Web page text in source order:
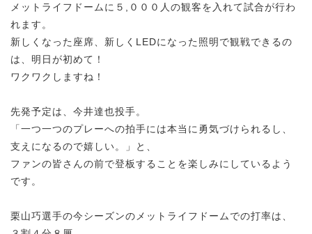
メットライフドームに５,０００人の観客を入れて試合が行わ
れます。
新しくなった座席、新しくLEDになった照明で観戦できるの
は、明日が初めて！
ワクワクしますね！
先発予定は、今井達也投手。
「一つ一つのプレーへの拍手には本当に勇気づけられるし、
支えになるので嬉しい。」と、
ファンの皆さんの前で登板することを楽しみにしているよう
です。
栗山巧選手の今シーズンのメットライフドームでの打率は、